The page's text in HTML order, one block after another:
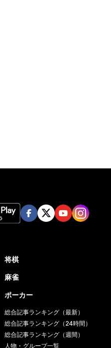
将棋
麻雀
ポーカー
総合記事ランキング（最新）
総合記事ランキング（24時間）
総合記事ランキング（週間）
人物・グループ一覧